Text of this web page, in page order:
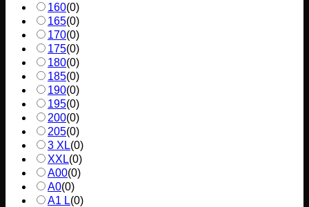
160(0)
165(0)
170(0)
175(0)
180(0)
185(0)
190(0)
195(0)
200(0)
205(0)
3 XL(0)
XXL(0)
A00(0)
A0(0)
A1 L(0)